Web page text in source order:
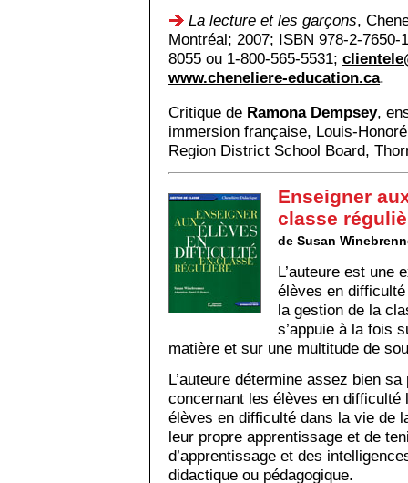
La lecture et les garçons,
Montréal; 2007; ISBN 978-2-
8055 ou 1-800-565-5531;
www.cheneliere-education.ca.
Critique de Ramona Dempsey,
immersion française, Louis-
Region District School Board,
Enseigner
classe
de Susan
L’auteure est une
élèves en
la gestion de la
s’appuie à la fois
matière et sur une multitude de
L’auteure détermine assez bien
concernant les élèves en difficulté
élèves en difficulté dans la vie de
leur propre apprentissage et de
d’apprentissage et des
didactique ou pédagogique.